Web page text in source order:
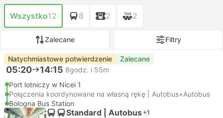
Wszystko12 8 2 2
Zalecane Filtry
Natychmiastowe potwierdzenie Zalecane
05:20 14:15 8godz. i 55m
Port lotniczy w Nicei 1
Połączenia koordynowane na własną rękę | Autobus+Autobus
Bologna Bus Station
Standard | Autobus +1